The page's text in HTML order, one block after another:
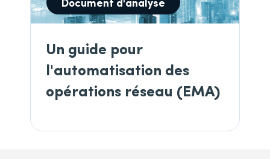
Un guide pour
l'automatisation des
opérations réseau (EMA)